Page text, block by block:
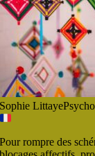
Sophie Littaye
Pour rompre des